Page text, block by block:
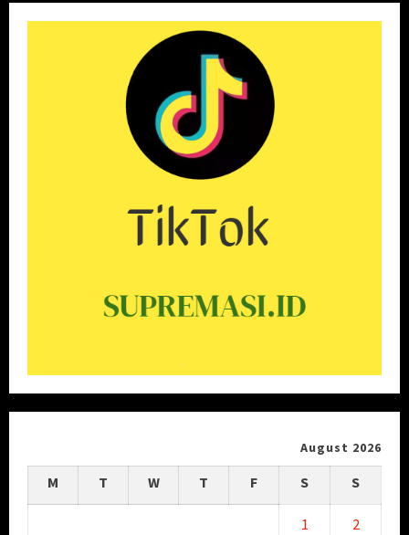
August 2026
M T W T F S S
1 2